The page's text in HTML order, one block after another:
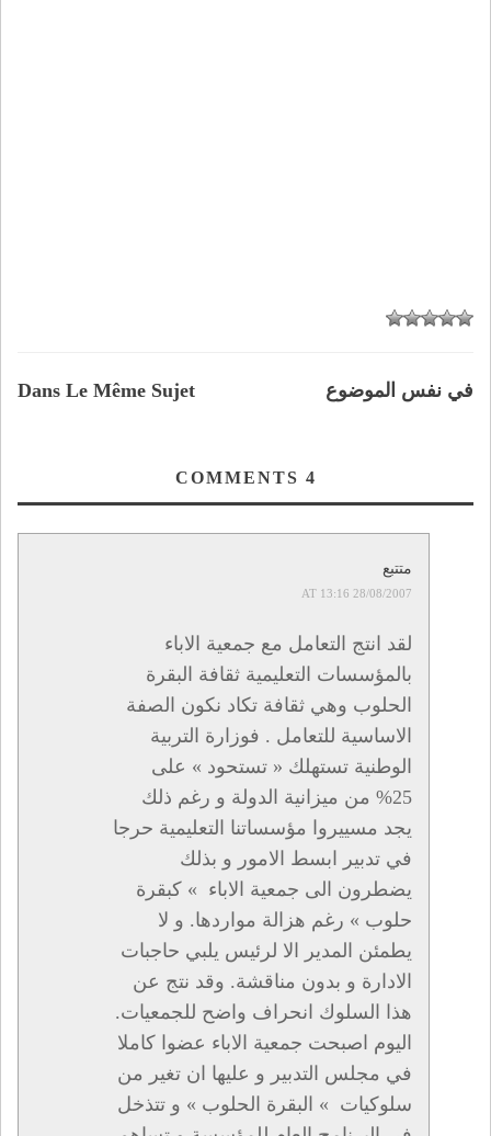
Dans Le Même Sujet في نفس الموضوع
4
متتبع
28/08/2007 AT 13:16
لقد انتج التعامل مع جمعية الاباء
بالمؤسسات التعليمية ثقافة البقرة
الحلوب وهي ثقافة تكاد نكون الصفة
الاساسية للتعامل . فوزارة التربية
الوطنية تستهلك « تستحود » على
25% من ميزانية الدولة و رغم ذلك
يجد مسييروا مؤسساتنا التعليمية حرجا
في تدبير ابسط الامور و بذلك
يضطرون الى جمعية الاباء » كبقرة
حلوب » رغم هزالة مواردها. و لا
يطمئن المدير الا لرئيس يلبي حاجبات
الادارة و بدون مناقشة. وقد نتج عن
هذا السلوك انحراف واضح للجمعيات.
اليوم اصبحت جمعية الاباء عضوا كاملا
في مجلس التدبير و عليها ان تغير من
سلوكيات » البقرة الحلوب » و تتذخل